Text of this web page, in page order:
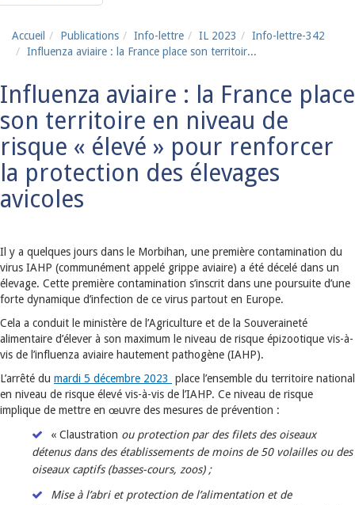
Accueil Publications Info-lettre IL 2023
Info-lettre-342
Influenza aviaire : la France place son territoir...
Influenza aviaire : la France place
son territoire en niveau de
risque « élevé » pour renforcer
la protection des élevages
avicoles
Il y a quelques jours dans le Morbihan, une première contamination du
virus IAHP (communément appelé grippe aviaire) a été décelé dans un
élevage. Cette première contamination s’inscrit dans une poursuite d’une
forte dynamique d’infection de ce virus partout en Europe.
Cela a conduit le ministère de l’Agriculture et de la Souveraineté
alimentaire d’élever à son maximum le niveau de risque épizootique vis-à-
vis de l’influenza aviaire hautement pathogène (IAHP).
L’arrêté du mardi 5 décembre 2023
place l’ensemble du territoire national
en niveau de risque élevé vis-à-vis de l’IAHP. Ce niveau de risque
implique de mettre en œuvre des mesures de prévention :
« Claustration ou protection par des filets des oiseaux
détenus dans des établissements de moins de 50 volailles ou des
oiseaux captifs (basses-cours, zoos) ;
Mise à l’abri et protection de l’alimentation et de